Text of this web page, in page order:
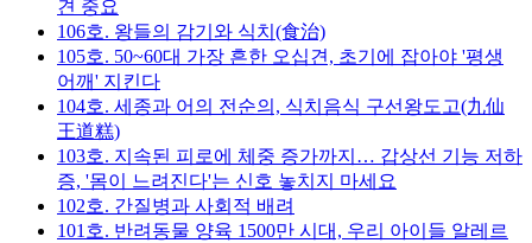
견 중요
106호. 왕들의 감기와 식치(食治)
105호. 50~60대 가장 흔한 오십견, 초기에 잡아야 '평생
어깨' 지킨다
104호. 세종과 어의 전순의, 식치음식 구선왕도고(九仙
王道糕)
103호. 지속된 피로에 체중 증가까지… 갑상선 기능 저하
증, '몸이 느려진다'는 신호 놓치지 마세요
102호. 간질병과 사회적 배려
101호. 반려동물 양육 1500만 시대, 우리 아이들 알레르